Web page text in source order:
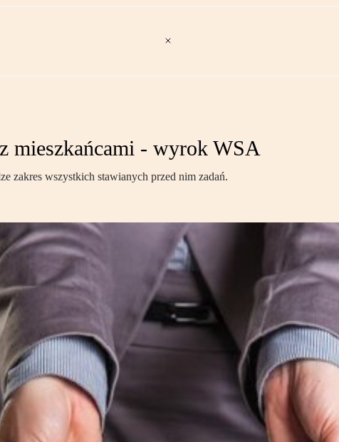
mieszkańcami - wyrok WSA
zakres wszystkich stawianych przed nim zadań.